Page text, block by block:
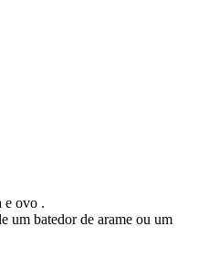
e ovo .
um batedor de arame ou um